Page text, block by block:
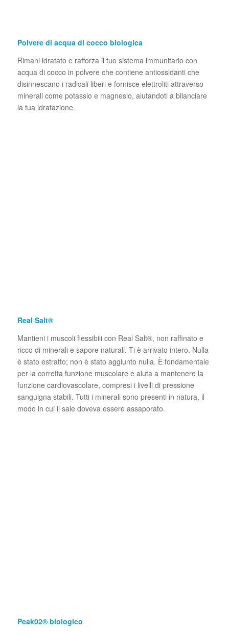
Polvere di acqua di cocco biologica
Rimani idratato e rafforza il tuo sistema immunitario con
acqua di cocco in polvere che contiene antiossidanti che
disinnescano i radicali liberi e fornisce elettroliti attraverso
minerali come potassio e magnesio, aiutandoti a bilanciare
la tua idratazione.
Real Salt®
Mantieni i muscoli flessibili con Real Salt®, non raffinato e
ricco di minerali e sapore naturali. Ti è arrivato intero. Nulla
è stato estratto; non è stato aggiunto nulla. È fondamentale
per la corretta funzione muscolare e aiuta a mantenere la
funzione cardiovascolare, compresi i livelli di pressione
sanguigna stabili. Tutti i minerali sono presenti in natura, il
modo in cui il sale doveva essere assaporato.
Peak02® biologico